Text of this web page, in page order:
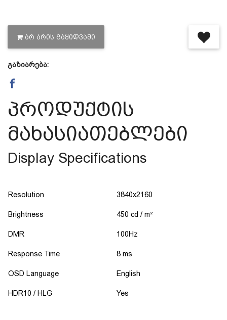
ᲐᲠ ᲐᲠᲘᲡ ᲒᲐᲧᲘᲓᲕᲐᲨᲘ
გაზიარება:
პროდუქტის
მახასიათებლები
Display Specifications
Resolution 3840x2160
Brightness 450 cd / m²
DMR 100Hz
Response Time 8 ms
OSD Language English
HDR10 / HLG Yes